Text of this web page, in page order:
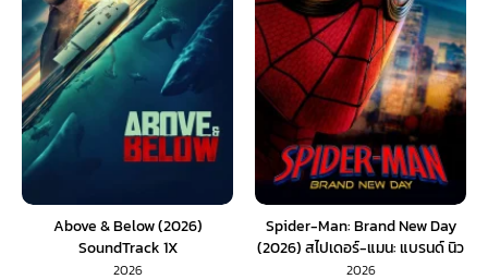
Above & Below (2026)
SoundTrack 1X
2026
Spider-Man: Brand New Day
(2026) สไปเดอร์-แมน: แบรนด์ นิว
เดย์ (พากย์ไทย) 1X
2026